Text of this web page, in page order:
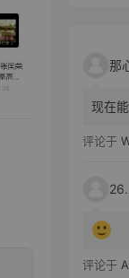
现在
评论于
评论于